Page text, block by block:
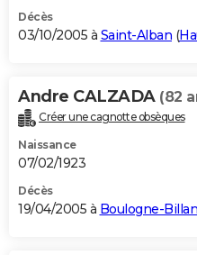
Décès
03/10/2005 à Saint-Alban (
Andre CALZADA (82
Créer une cagnotte obsèques
Naissance
07/02/1923
Décès
19/04/2005 à Boulogne-